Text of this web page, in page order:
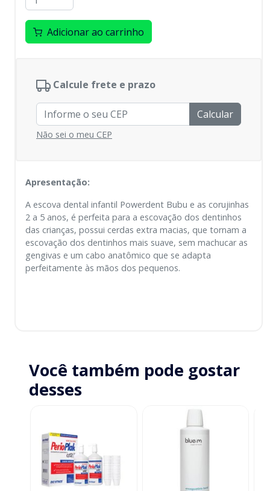
Adicionar ao carrinho
Calcule frete e prazo
Calcular
Não sei o meu CEP
Apresentação:
A escova dental infantil Powerdent Bubu e as corujinhas
2 a 5 anos, é perfeita para a escovação dos dentinhos
das crianças, possui cerdas extra macias, que tornam a
escovação dos dentinhos mais suave, sem machucar as
gengivas e um cabo anatômico que se adapta
perfeitamente às mãos dos pequenos.
Você também pode gostar
desses